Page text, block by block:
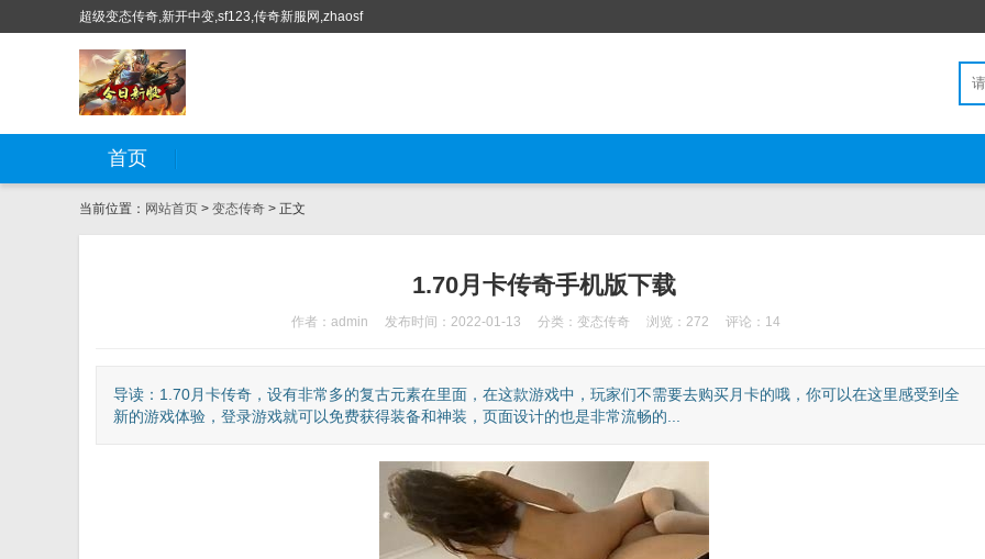
超级变态传奇,新开中变,sf123,传奇新服网,zhaosf
首页
当前位置： 网站首页 > 变态传奇 > 正文
1.70月卡传奇手机版下载
作者：admin 发布时间：2022-01-13 分类： 变态传奇 浏览：272 评论：14
导读：1.70月卡传奇，设有非常多的复古元素在里面，在这款游戏中，玩家们不需要去购买月卡的哦，你可以在这里感受到全
新的游戏体验，登录游戏就可以免费获得装备和神装，页面设计的也是非常流畅的...